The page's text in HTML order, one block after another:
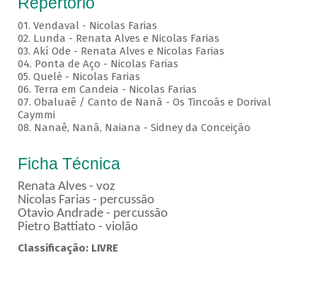
01. Vendaval - Nicolas Farias
02. Lunda - Renata Alves e Nicolas Farias
03. Akí Ode - Renata Alves e Nicolas Farias
04. Ponta de Aço - Nicolas Farias
05. Quelé - Nicolas Farias
06. Terra em Candeia - Nicolas Farias
07. Obaluaê / Canto de Nanã - Os Tincoãs e Dorival
Caymmi
08. Nanaê, Nanã, Naiana - Sidney da Conceição
Ficha Técnica
Renata Alves - voz
Nicolas Farias - percussão
Otavio Andrade - percussão
Pietro Battiato - violão
Classificação: LIVRE